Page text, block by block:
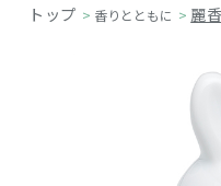
> 香りとともに > 麗